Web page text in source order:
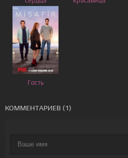
Гость
КОММЕНТАРИЕВ (1)